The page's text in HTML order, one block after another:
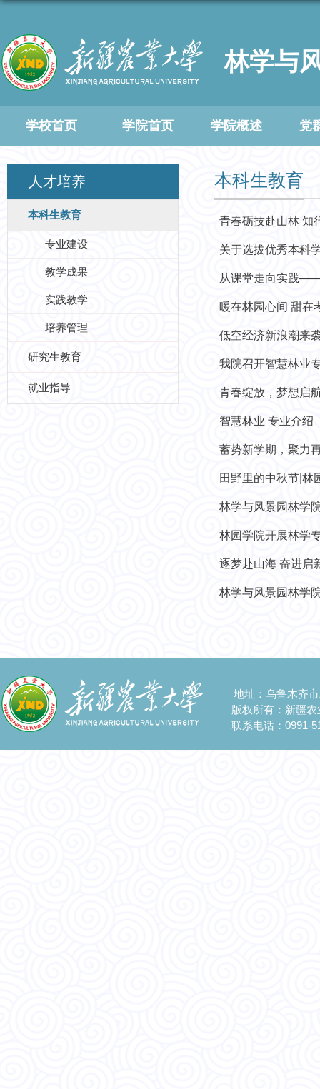
林学与
学校首页 学院首页 学院概述 党
人才培养
本科生教育
专业建设
教学成果
实践教学
培养管理
研究生教育
就业指导
本科生教育
青春砺技赴山林
关于选拔优秀本科
从课堂走向实践
暖在林园心间 甜在
低空经济新浪潮来
我院召开智慧林业
青春绽放，梦想启
智慧林业 专业介绍
蓄势新学期，聚力
田野里的中秋节|林
林学与风景园林学
林园学院开展林学
逐梦赴山海 奋进启
林学与风景园林学
地址：乌鲁木齐
版权所有：新疆
联系电话：0991-